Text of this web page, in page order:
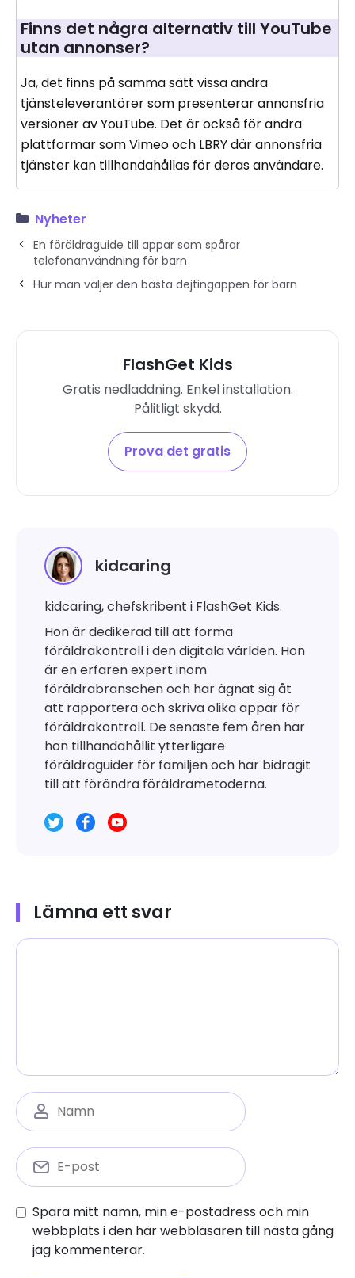
Finns det några alternativ till YouTube
utan annonser?
Ja, det finns på samma sätt vissa andra
tjänsteleverantörer som presenterar annonsfria
versioner av YouTube. Det är också för andra
plattformar som Vimeo och LBRY där annonsfria
tjänster kan tillhandahållas för deras användare.
Nyheter
En föräldraguide till appar som spårar
telefonanvändning för barn
Hur man väljer den bästa dejtingappen för barn
FlashGet Kids
Gratis nedladdning. Enkel installation.
Pålitligt skydd.
Prova det gratis
kidcaring
kidcaring, chefskribent i FlashGet Kids.
Hon är dedikerad till att forma
föräldrakontroll i den digitala världen. Hon
är en erfaren expert inom
föräldrabranschen och har ägnat sig åt
att rapportera och skriva olika appar för
föräldrakontroll. De senaste fem åren har
hon tillhandahållit ytterligare
föräldraguider för familjen och har bidragit
till att förändra föräldrametoderna.
Lämna ett svar
Spara mitt namn, min e-postadress och min
webbplats i den här webbläsaren till nästa gång
jag kommenterar.